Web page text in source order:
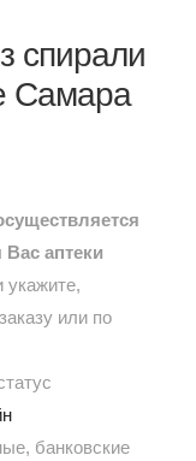
спирали
Самара
аптеки
укажите,
или по
банковские